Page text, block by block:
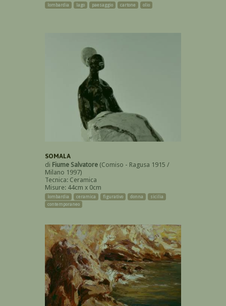
lombardia lago paesaggio cartone olio
SOMALA
di Fiume Salvatore (Comiso - Ragusa 1915 /
Milano 1997)
Tecnica: Ceramica
Misure: 44cm x 0cm
lombardia ceramica figurativo donna
sicilia
contemporaneo